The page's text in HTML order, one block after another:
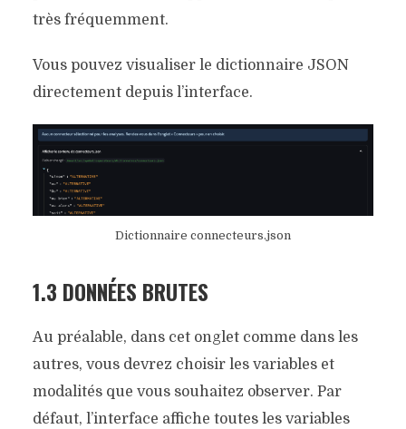
très fréquemment.
Vous pouvez visualiser le dictionnaire JSON
directement depuis l’interface.
Dictionnaire connecteurs.json
1.3 DONNÉES BRUTES
Au préalable, dans cet onglet comme dans les
autres, vous devrez choisir les variables et
modalités que vous souhaitez observer. Par
défaut, l’interface affiche toutes les variables